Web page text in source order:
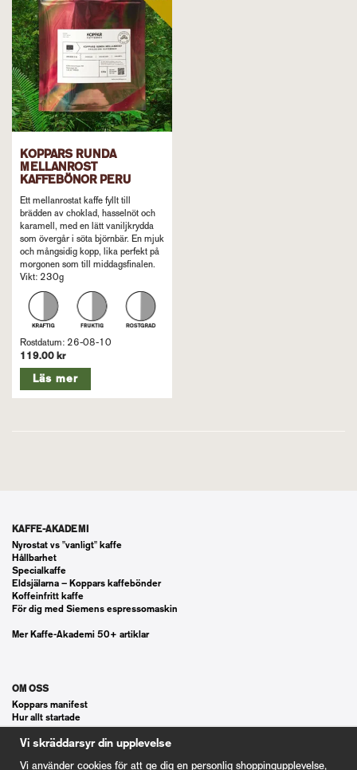
KOPPARS RUNDA
MELLANROST
KAFFEBÖNOR PERU
Ett mellanrostat kaffe fyllt till
brädden av choklad, hasselnöt och
karamell, med en lätt vaniljkrydda
som övergår i söta björnbär. En mjuk
och mångsidig kopp, lika perfekt på
morgonen som till middagsfinalen.
Vikt: 230g
Rostdatum: 26-08-10
119.00 kr
Läs mer
KAFFE-AKADEMI
Nyrostat vs "vanligt" kaffe
Hållbarhet
Specialkaffe
Eldsjälarna – Koppars kaffebönder
Koffeinfritt kaffe
För dig med Siemens espressomaskin
Mer Kaffe-Akademi 50+ artiklar
OM OSS
Koppars manifest
Hur allt startade
Våra gästspel
Kontakt
Vi skräddarsyr din upplevelse
Vi använder cookies för att ge dig en personlig shoppingupplevelse,